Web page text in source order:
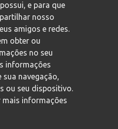
e para que
nosso
amigos e redes.
obter ou
no seu
informações
sua navegação,
ou seu dispositivo.
mais informações